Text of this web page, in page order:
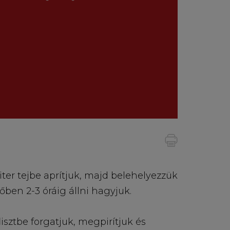
tejbe aprítjuk, majd belehelyezzük
2-3 óráig állni hagyjuk.
forgatjuk, megpirítjuk és